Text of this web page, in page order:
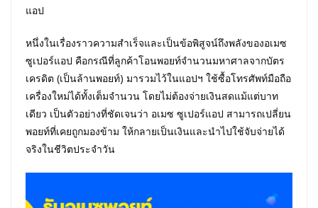
แอป
หนึ่งในเรื่องราวความสำเร็จและเป็นข้อพิสูจน์ถึงพลังของอเมซ
ซูเปอร์แอป คือกรณีที่ลูกค้าโอนพอยท์จำนวนมหาศาลจากบัตร
เครดิต (เป็นล้านพอยท์) มารวมไว้ในแอปฯ ใช้ซื้อโทรศัพท์มือถือ
เครื่องใหม่ได้ทั้งเต็มจำนวน โดยไม่ต้องจ่ายเงินสดแม้แต่บาท
เดียว เป็นตัวอย่างที่ชัดเจนว่า อเมซ ซูเปอร์แอป สามารถเปลี่ยน
พอยท์ที่เคยถูกมองข้าม ให้กลายเป็นเงินและนำไปใช้จับจ่ายได้
จริงในชีวิตประจำวัน